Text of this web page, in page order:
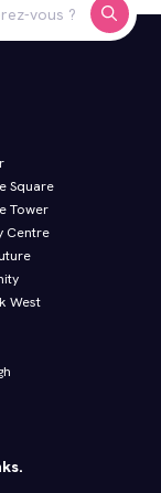
Square
Tower
Centre
West